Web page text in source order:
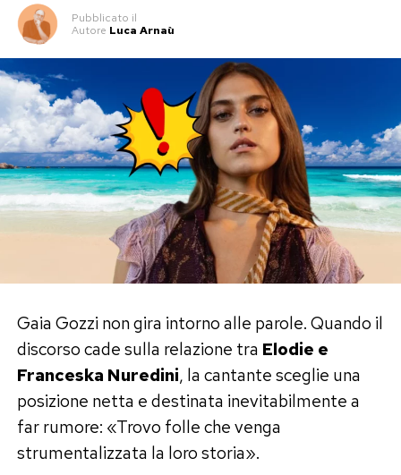
per brani diventati centrali nella sua discografia.
Dai tormentoni all’asteroide della
Nasa
Negli ultimi anni Annalisa ha vissuto una vera
esplosione pop.Bellissima,Mon Amour,Disco
ParadiseedEuphoriahanno consolidato la sua
immagine di regina dei tormentoni e le hanno
regalato una lunga serie di certificazioni.
Ma nella sua biografia c’è anche un dettaglio
quasi surreale: nel 2024 la Nasa ha intitolato un
asteroide ad Annalisa.
Il corpo celeste si chiama20014 Annalisa, con
una motivazione che riassume perfettamente il
personaggio: laureata in fisica, ma capace di
lasciare il segno soprattutto nella musica.
Pubblicato il
Autore Luca Arnaù
Gaia Gozzi non gira intorno alle parole. Quando il
discorso cade sulla relazione tra Elodie e
Franceska Nuredini, la cantante sceglie una
posizione netta e destinata inevitabilmente a
far rumore: «Trovo folle che venga
strumentalizzata la loro storia».